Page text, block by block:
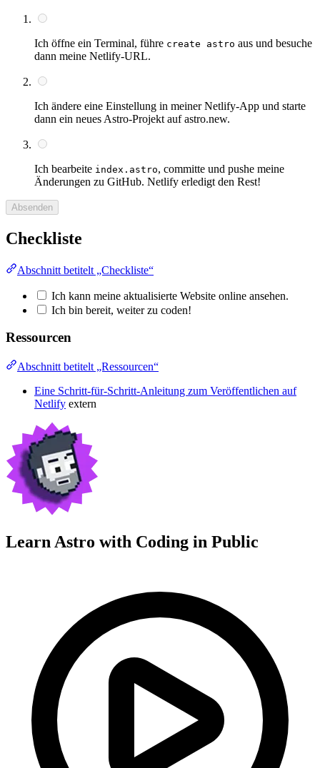
Ich öffne ein Terminal, führe create astro aus und besuche
dann meine Netlify-URL.
Ich ändere eine Einstellung in meiner Netlify-App und starte
dann ein neues Astro-Projekt auf astro.new.
Ich bearbeite index.astro, committe und pushe meine
Änderungen zu GitHub. Netlify erledigt den Rest!
Absenden
Checkliste
Abschnitt betitelt „Checkliste“
Ich kann meine aktualisierte Website online ansehen.
Ich bin bereit, weiter zu coden!
Ressourcen
Abschnitt betitelt „Ressourcen“
Eine Schritt-für-Schritt-Anleitung zum Veröffentlichen auf
Netlify extern
Learn Astro with Coding in Public